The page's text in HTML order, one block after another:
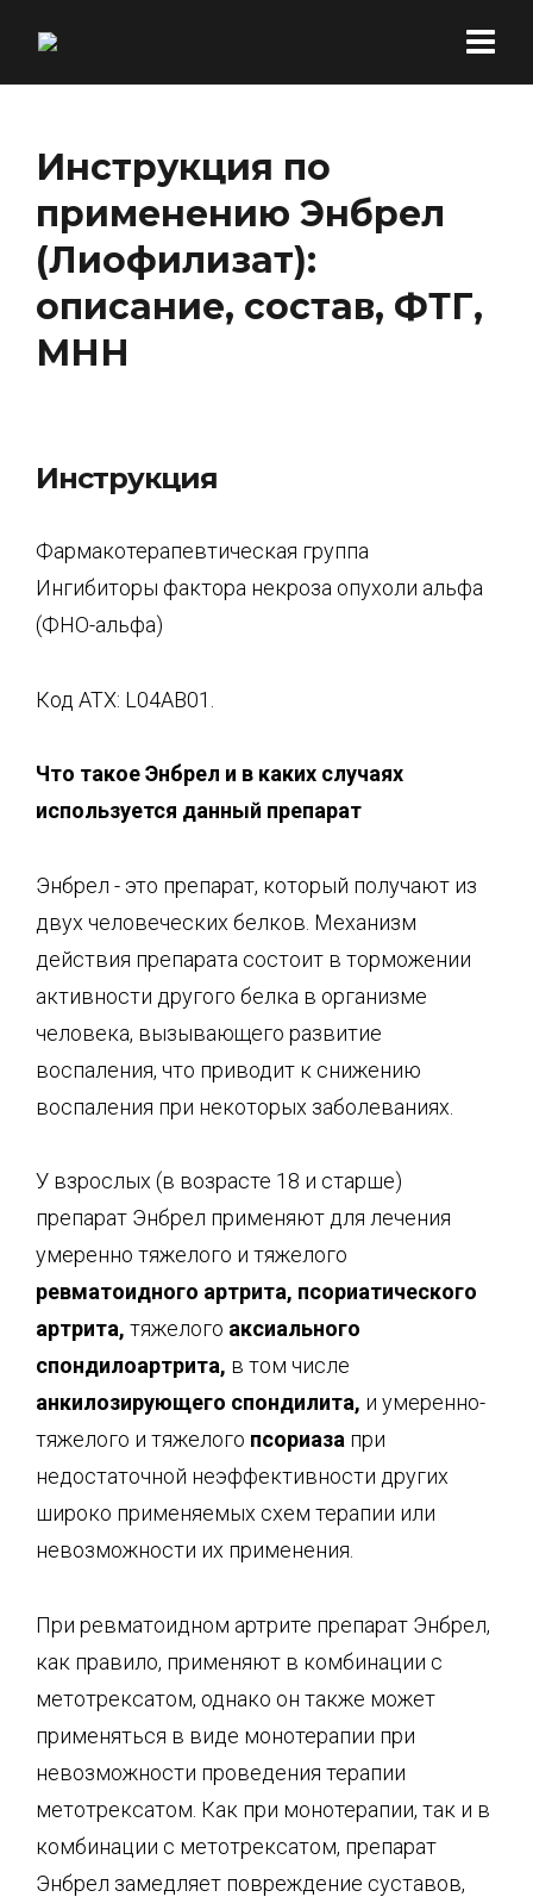
Инструкция по
применению Энбрел
(Лиофилизат):
описание, состав, ФТГ,
МНН
Инструкция
Фармакотерапевтическая группа
Ингибиторы фактора некроза опухоли альфа
(ФНО-альфа)
Код ATX: L04AB01.
Что такоеЭнбрел и в каких случаях
используется данный препарат
Энбрел - это препарат, который получают из
двух человеческих белков. Механизм
действия препарата состоит в торможении
активности другого белка в организме
человека, вызывающего развитие
воспаления, что приводит к снижению
воспаления при некоторых заболеваниях.
У взрослых (в возрасте 18 и старше)
препарат Энбрел применяют для лечения
умеренно тяжелого и тяжелого
ревматоидного артрита, псориатического
артрита, тяжелого аксиального
спондилоартрита, в том числе
анкилозирующего спондилита, и умеренно-
тяжелого и тяжелого псориаза при
недостаточной неэффективности других
широко применяемых схем терапии или
невозможности их применения.
При ревматоидном артрите препарат Энбрел,
как правило, применяют в комбинации с
метотрексатом, однако он также может
применяться в виде монотерапии при
невозможности проведения терапии
метотрексатом. Как при монотерапии, так и в
комбинации с метотрексатом, препарат
Энбрел замедляет повреждение суставов,